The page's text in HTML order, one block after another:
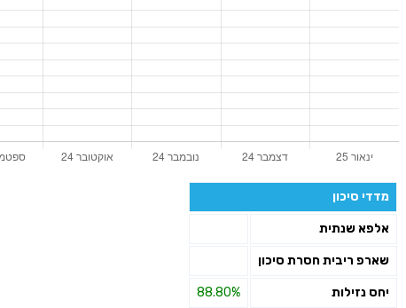
מדדי סיכון
אלפא שנתית
שארפ ריבית חסרת סיכון
יחס נזילות 88.80%